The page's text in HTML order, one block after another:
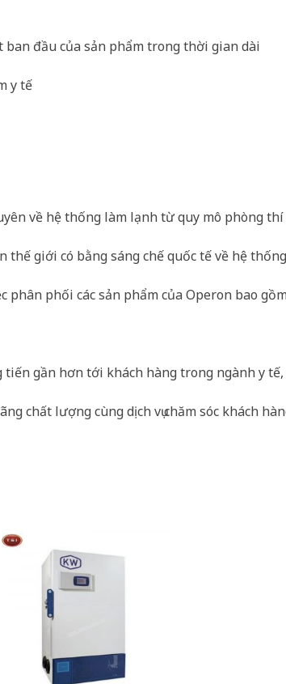
đầu của sản phẩm trong thời gian dài
y tế
về hệ thống làm lạnh từ quy mô phòng
giới có bằng sáng chế quốc tế về hệ
phân phối các sản phẩm của Operon bao
tiến gần hơn tới khách hàng trong ngành y
chất lượng cùng dịch vụ chăm sóc khách